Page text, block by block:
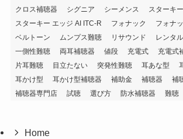
クロス補聴器
シグニア シーメンス
スターキー
スターキー エッジ AI ITC-R
フォナック
フォナ
ベルトーン
ムンプス難聴 リサウンド レンタル
一側性難聴
両耳補聴器 値段 充電式 充電式
片耳難聴
目立たない 突発性難聴 耳あな型
耳かけ型
耳かけ型補聴器 補助金 補聴器
補
補聴器専門店
試聴 選び方 防水補聴器 難聴
Home